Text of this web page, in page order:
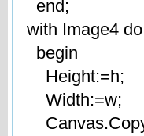
end;
with Image4 do
begin
Height:=h;
Width:=w;